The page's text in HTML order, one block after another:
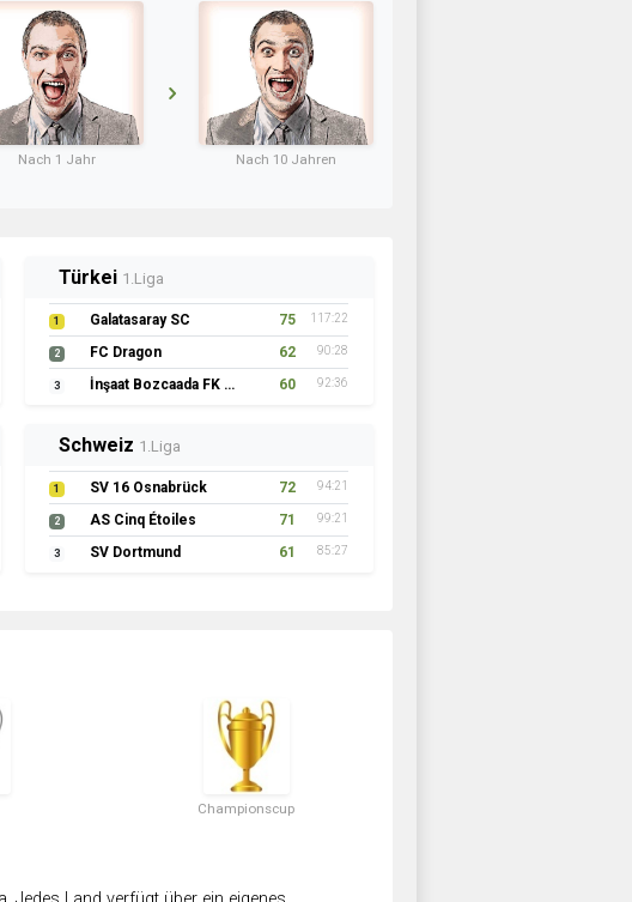
Nach 1 Jahr Nach 10 Jahren
Türkei 1.Liga
1 Galatasaray SC 75 117:22
2 FC Dragon 62 90:28
3 İnşaat Bozcaada FK 1957 60 92:36
Schweiz 1.Liga
1 SV 16 Osnabrück 72 94:21
2 AS Cinq Étoiles 71 99:21
3 SV Dortmund 61 85:27
Championscup